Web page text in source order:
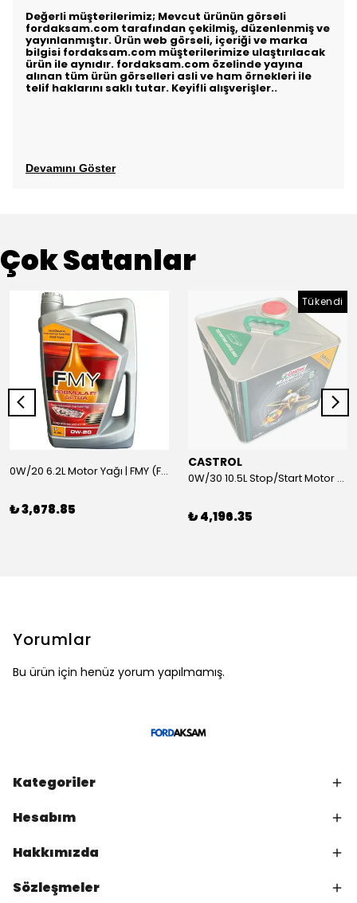
Değerli müşterilerimiz; Mevcut ürünün görseli
fordaksam.com tarafından çekilmiş, düzenlenmiş ve
yayınlanmıştır. Ürün web görseli, içeriği ve marka
bilgisi fordaksam.com müşterilerimize ulaştırılacak
ürün ile aynıdır. fordaksam.com özelinde yayına
alınan tüm ürün görselleri asli ve ham örnekleri ile
telif haklarını saklı tutar. Keyifli alışverişler..
Devamını Göster
Çok Satanlar
0W/20 6.2L Motor Yağı | FMY (Ford Motor Yağları)
₺ 3,678.85
Tükendi
CASTROL
0W/30 10.5L Stop/Start Motor Yağı | CASTROL
₺ 4,196.35
Yorumlar
Bu ürün için henüz yorum yapılmamış.
Kategoriler
Hesabım
Hakkımızda
Sözleşmeler